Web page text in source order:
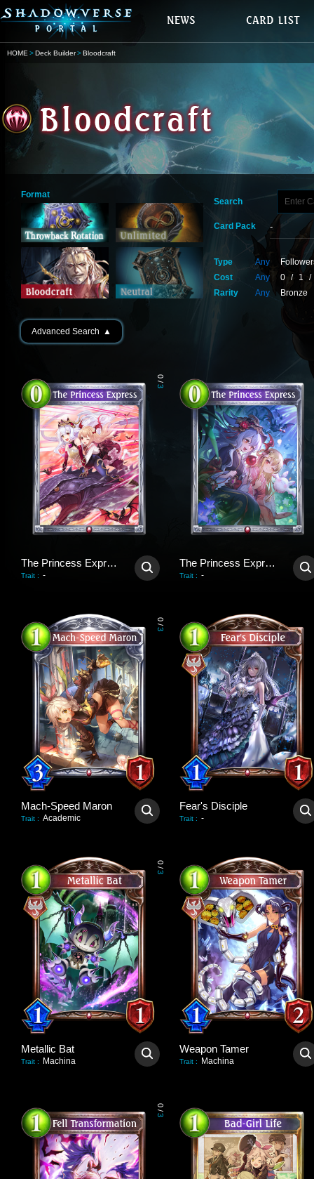
HOME Deck Builder Bloodcraft
Format
Search
Card Pack
Type Any
Cost
Any 0 / 1 /
Rarity
Any Bronze
Advanced Search ▲
0
/
3
The Princess Express
Trait : -
The Princess Express
Trait : -
0
/
3
Mach-Speed Maron
Trait : Academic
Fear's Disciple
Trait : -
0
/
3
Metallic Bat
Trait : Machina
Weapon Tamer
Trait : Machina
0
/
3